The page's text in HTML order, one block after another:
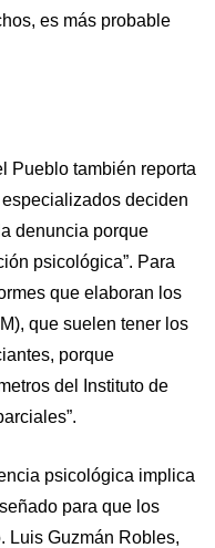
es más probable
Pueblo también reporta
deciden
denuncia porque
psicológica”. Para
que elaboran los
que suelen tener los
porque
del Instituto de
psicológica implica
para que los
Luis Guzmán Robles,